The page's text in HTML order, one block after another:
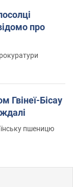
Гвінеї-Бісау
пшеницю